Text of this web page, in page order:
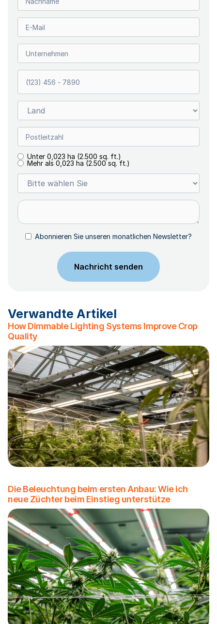
Unter 0,023 ha (2.500 sq. ft.)
Mehr als 0,023 ha (2.500 sq. ft.)
Abonnieren Sie unseren monatlichen Newsletter?
Verwandte Artikel
How Dimmable Lighting Systems Improve Crop
Quality
Die Beleuchtung beim ersten Anbau: Wie ich
neue Züchter beim Einstieg unterstütze